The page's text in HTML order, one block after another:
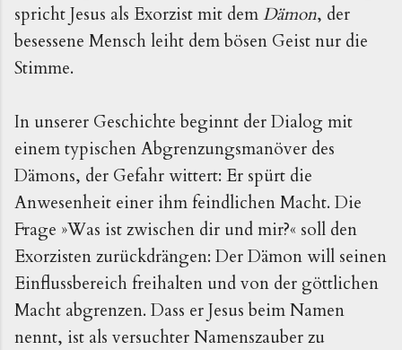
spricht Jesus als Exorzist mit demDämon, der
besessene Mensch leiht dem bösen Geist nur die
Stimme.
In unserer Geschichte beginnt der Dialog mit
einem typischen Abgrenzungsmanöver des
Dämons, der Gefahr wittert: Er spürt die
Anwesenheit einer ihm feindlichen Macht. Die
Frage »Was ist zwischen dir und mir?« soll den
Exorzisten zurückdrängen: Der Dämon will seinen
Einflussbereich freihalten und von der göttlichen
Macht abgrenzen. Dass er Jesus beim Namen
nennt, ist als versuchter Namenszauber zu